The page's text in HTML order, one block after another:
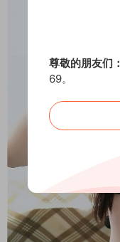
尊敬的朋友们：
69。